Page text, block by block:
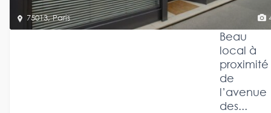
75013,Paris
Beau
local à
proximité
de
l’avenue
des...